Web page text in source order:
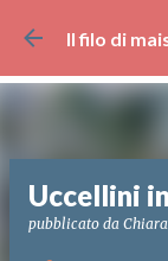
Il filo di
Uccellini
pubblicato da